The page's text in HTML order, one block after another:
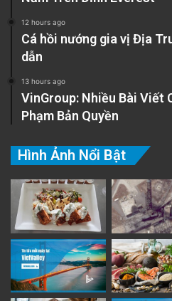
12 hours ago
Cá hồi nướng gia vị Địa
dẫn
13 hours ago
VinGroup: Nhiều Bài Viết
Phạm Bản Quyền
Hình Ảnh Nổi Bật